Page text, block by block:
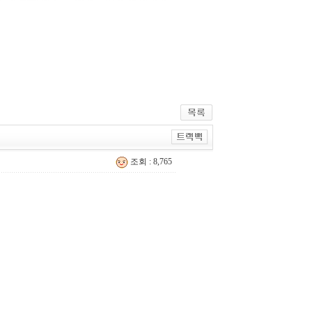
조회 : 8,765